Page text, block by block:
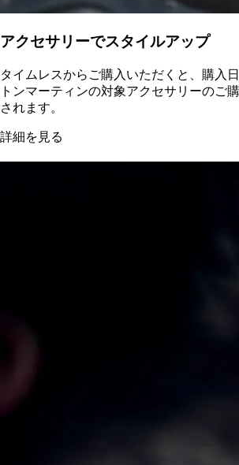
アクセサリーでスタイルアップ
タイムレスからご購入いただくと、購入
トンマーティンの対象アクセサリーのご
されます。
詳細を見る